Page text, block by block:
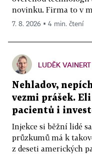
novinku. Firma to v
7. 8. 2026 ▪ 4 min. čtení
LUDĚK VAINERT
Nehladov,
vezmi prášek.
pacientů i
Injekce si běžní lidé
průzkumů má k
z deseti amerických